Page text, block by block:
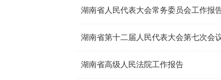
湖南省人民代表大会常务委员会工作报
湖南省高级人民法院工作报告